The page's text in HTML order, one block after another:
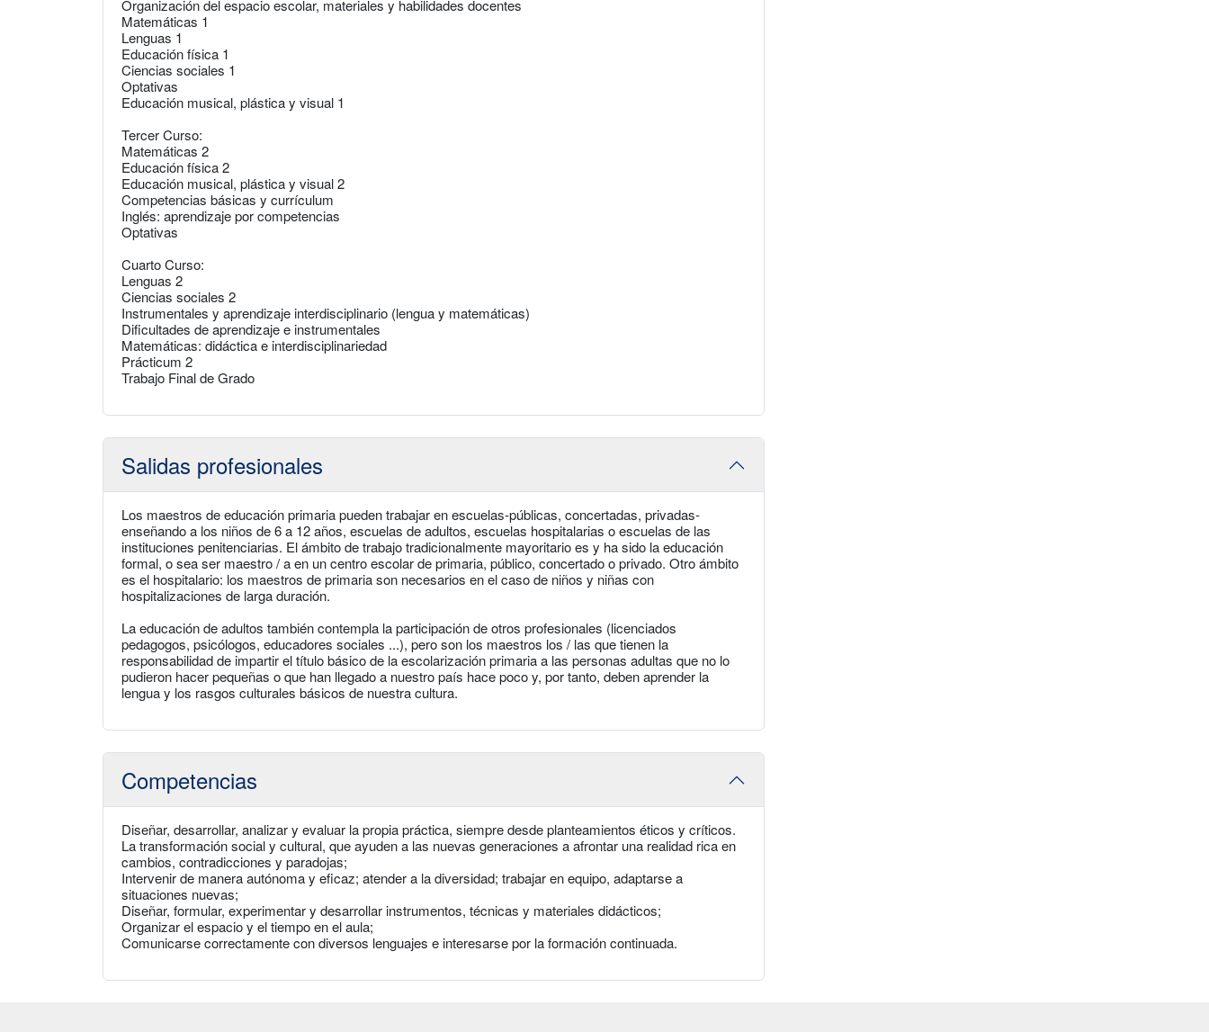
Organización del espacio escolar, materiales y habilidades docentes
Matemáticas 1
Lenguas 1
Educación física 1
Ciencias sociales 1
Optativas
Educación musical, plástica y visual 1
Tercer Curso:
Matemáticas 2
Educación física 2
Educación musical, plástica y visual 2
Competencias básicas y currículum
Inglés: aprendizaje por competencias
Optativas
Cuarto Curso:
Lenguas 2
Ciencias sociales 2
Instrumentales y aprendizaje interdisciplinario (lengua y matemáticas)
Dificultades de aprendizaje e instrumentales
Matemáticas: didáctica e interdisciplinariedad
Prácticum 2
Trabajo Final de Grado
Salidas profesionales
Los maestros de educación primaria pueden trabajar en escuelas-públicas, concertadas, privadas-
enseñando a los niños de 6 a 12 años, escuelas de adultos, escuelas hospitalarias o escuelas de las
instituciones penitenciarias. El ámbito de trabajo tradicionalmente mayoritario es y ha sido la educación
formal, o sea ser maestro / a en un centro escolar de primaria, público, concertado o privado. Otro ámbito
es el hospitalario: los maestros de primaria son necesarios en el caso de niños y niñas con
hospitalizaciones de larga duración.
La educación de adultos también contempla la participación de otros profesionales (licenciados
pedagogos, psicólogos, educadores sociales ...), pero son los maestros los / las que tienen la
responsabilidad de impartir el título básico de la escolarización primaria a las personas adultas que no lo
pudieron hacer pequeñas o que han llegado a nuestro país hace poco y, por tanto, deben aprender la
lengua y los rasgos culturales básicos de nuestra cultura.
Competencias
Diseñar, desarrollar, analizar y evaluar la propia práctica, siempre desde planteamientos éticos y críticos.
La transformación social y cultural, que ayuden a las nuevas generaciones a afrontar una realidad rica en
cambios, contradicciones y paradojas;
Intervenir de manera autónoma y eficaz; atender a la diversidad; trabajar en equipo, adaptarse a
situaciones nuevas;
Diseñar, formular, experimentar y desarrollar instrumentos, técnicas y materiales didácticos;
Organizar el espacio y el tiempo en el aula;
Comunicarse correctamente con diversos lenguajes e interesarse por la formación continuada.